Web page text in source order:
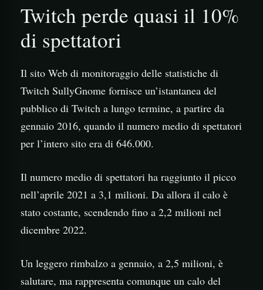
Twitch perde quasi il 10%
di spettatori
Il sito Web di monitoraggio delle statistiche di
Twitch SullyGnome fornisce un’istantanea del
pubblico di Twitch a lungo termine, a partire da
gennaio 2016, quando il numero medio di spettatori
per l’intero sito era di 646.000.
Il numero medio di spettatori ha raggiunto il picco
nell’aprile 2021 a 3,1 milioni. Da allora il calo è
stato costante, scendendo fino a 2,2 milioni nel
dicembre 2022.
Un leggero rimbalzo a gennaio, a 2,5 milioni, è
salutare, ma rappresenta comunque un calo del